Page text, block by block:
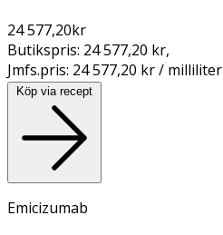
24 577,20kr
Butikspris: 24 577,20 kr,
Jmfs.pris: 24 577,20 kr / milliliter
Köp via recept
Emicizumab